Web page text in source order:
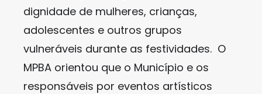
dignidade de mulheres, crianças,
adolescentes e outros grupos
vulneráveis durante as festividades. O
MPBA orientou que o Município e os
responsáveis por eventos artísticos